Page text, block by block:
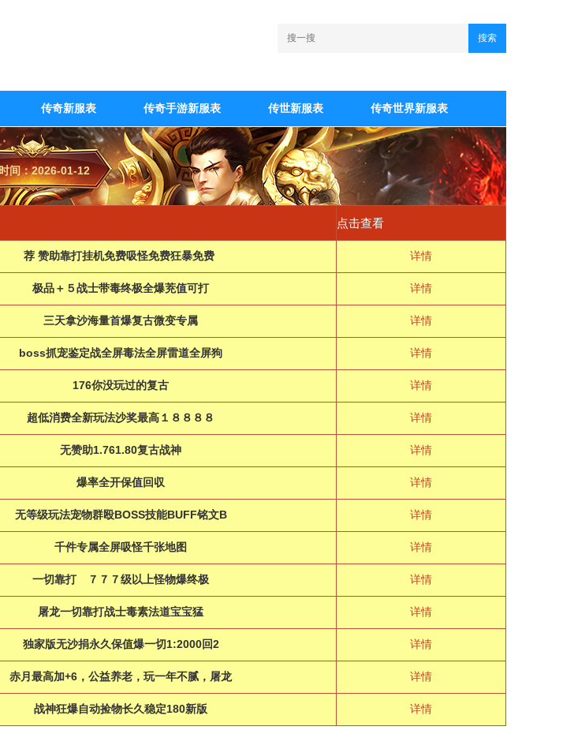
搜索
传奇新服表 传奇手游新服表 传世新服表 传奇世界新服表
间：2026-01-12
点击查看
荐 赞助靠打挂机免费吸怪免费狂暴免费 详情
极品＋５战士带毒终极全爆茺值可打 详情
三天拿沙海量首爆复古微变专属 详情
boss抓宠鉴定战全屏毒法全屏雷道全屏狗 详情
176你没玩过的复古 详情
超低消费全新玩法沙奖最高１８８８８ 详情
无赞助1.761.80复古战神 详情
爆率全开保值回収 详情
无等级玩法宠物群殴BOSS技能BUFF铭文B 详情
千件专属全屏吸怪千张地图 详情
一切靠打 ７７７级以上怪物爆终极 详情
屠龙一切靠打战士毒素法道宝宝猛 详情
独家版无沙捐永久保值爆一切1:2000回2 详情
赤月最高加+6，公益养老，玩一年不腻，屠龙 详情
战神狂爆自动捡物长久稳定180新版 详情